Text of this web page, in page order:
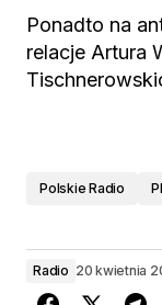
Ponadto na
relacje Artura
Polskie Radio
Radio 20 kwietnia